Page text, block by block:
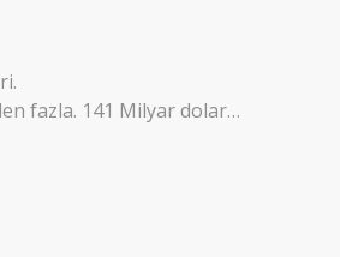
fazla. 141 Milyar dolar…